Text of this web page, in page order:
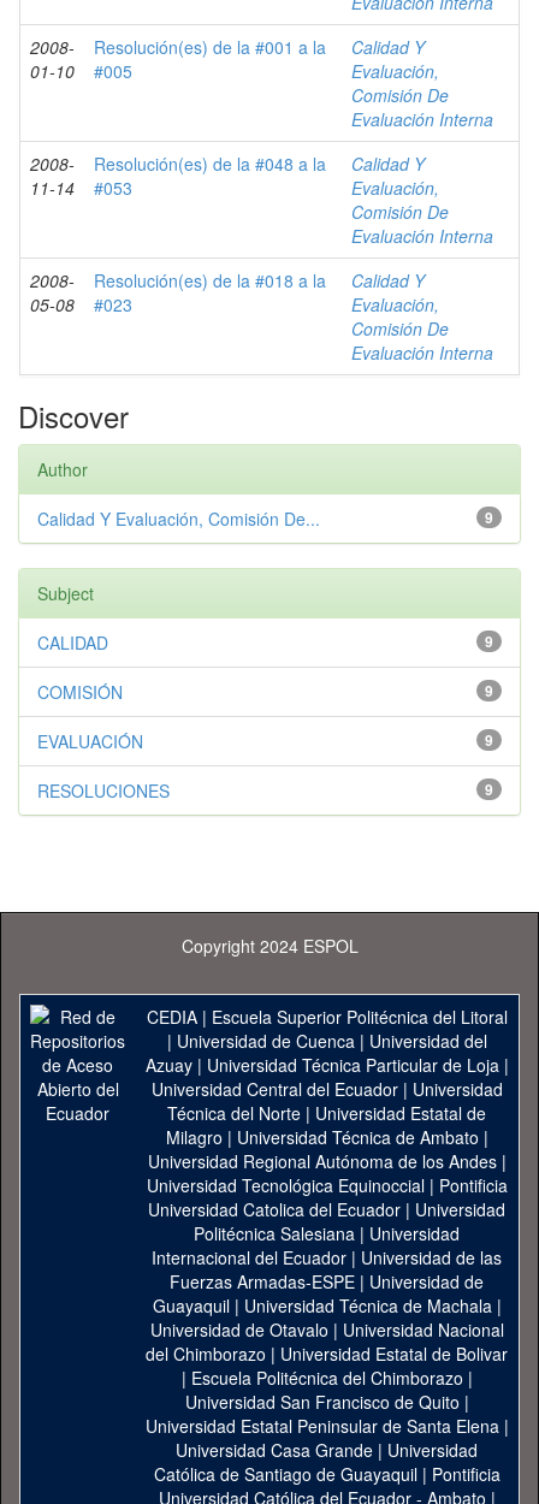
2008-
01-10
Resolución(es) de la #001 a la
#005
Calidad Y
Evaluación,
Comisión De
Evaluación Interna
2008-
11-14
Resolución(es) de la #048 a la
#053
Calidad Y
Evaluación,
Comisión De
Evaluación Interna
2008-
05-08
Resolución(es) de la #018 a la
#023
Calidad Y
Evaluación,
Comisión De
Evaluación Interna
Discover
Author
9
Calidad Y Evaluación, Comisión De...
Subject
9
CALIDAD
9
COMISIÓN
9
EVALUACIÓN
9
RESOLUCIONES
Copyright 2024 ESPOL
CEDIA| Escuela Superior Politécnica del Litoral
| Universidad de Cuenca| Universidad del
Azuay| Universidad Técnica Particular de Loja|
Universidad Central del Ecuador| Universidad
Técnica del Norte | Universidad Estatal de
Milagro | Universidad Técnica de Ambato |
Universidad Regional Autónoma de los Andes|
Universidad Tecnológica Equinoccial| Pontificia
Universidad Catolica del Ecuador | Universidad
Politécnica Salesiana | Universidad
Internacional del Ecuador | Universidad de las
Fuerzas Armadas-ESPE | Universidad de
Guayaquil| Universidad Técnica de Machala|
Universidad de Otavalo | Universidad Nacional
del Chimborazo | Universidad Estatal de Bolivar
| Escuela Politécnica del Chimborazo |
Universidad San Francisco de Quito |
Universidad Estatal Peninsular de Santa Elena|
Universidad Casa Grande | Universidad
Católica de Santiago de Guayaquil| Pontificia
Universidad Católica del Ecuador - Ambato |